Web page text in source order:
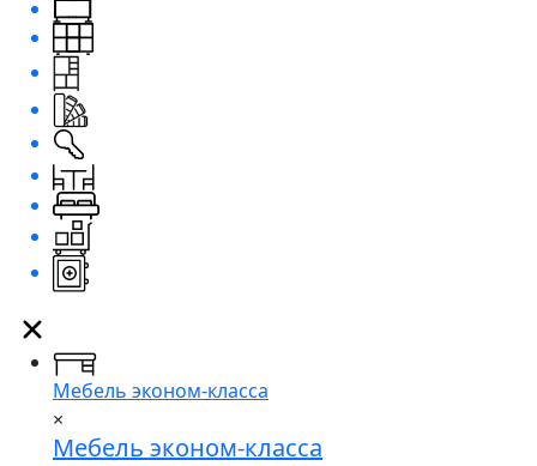
Мебель эконом-класса
×
Мебель эконом-класса